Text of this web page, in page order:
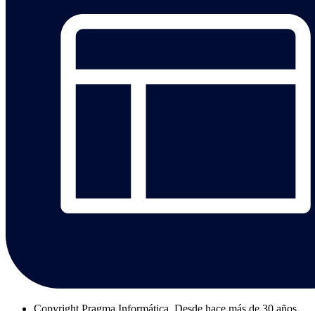
Copyright Pragma Informática. Desde hace más de 30 años,